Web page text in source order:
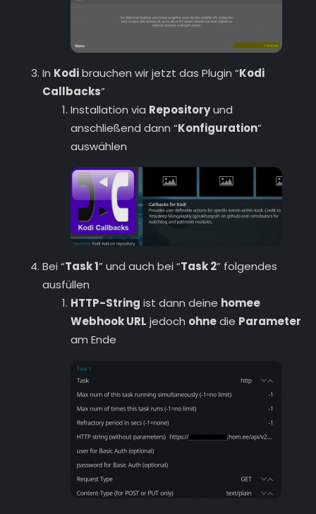
In Kodibrauchen wir jetzt das Plugin “Kodi
Callbacks”
Installation via Repositoryund
anschließend dann “Konfiguration”
auswählen
Bei “Task 1” und auch bei “Task 2” folgendes
ausfüllen
HTTP-String ist dann deine homee
Webhook URL jedoch ohnedie Parameter
am Ende